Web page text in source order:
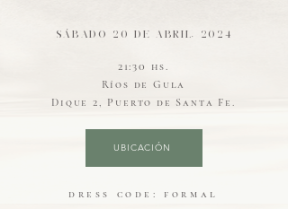
Sábado 20 de ABRIL, 2024
21:30 hs.
Ríos de Gula
Dique 2, Puerto de Santa Fe.
UBICACIÓN
dress code: formal